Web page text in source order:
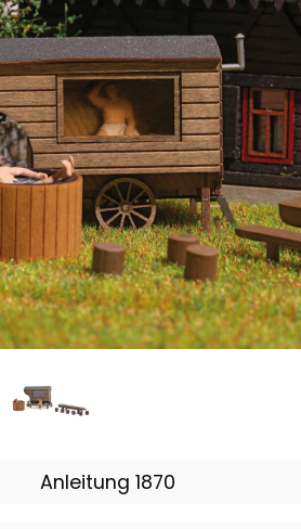
Anleitung 1870